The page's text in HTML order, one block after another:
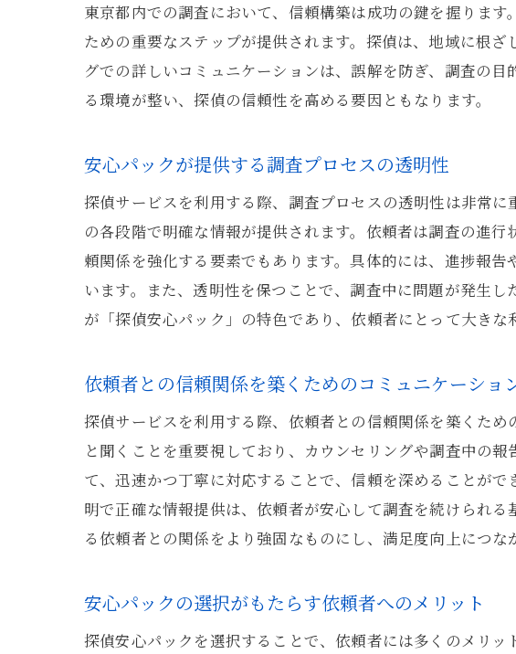
東京都内での調査において、信頼構築は成功の鍵を握りま
ための重要なステップが提供されます。探偵は、地域に根
グでの詳しいコミュニケーションは、誤解を防ぎ、調査の
る環境が整い、探偵の信頼性を高める要因ともなります。
安心パックが提供する調査プロセスの透明性
探偵サービスを利用する際、調査プロセスの透明性は非常
の各段階で明確な情報が提供されます。依頼者は調査の進
頼関係を強化する要素でもあります。具体的には、進捗報
います。また、透明性を保つことで、調査中に問題が発生
が「探偵安心パック」の特色であり、依頼者にとって大きな
依頼者との信頼関係を築くためのコミュニケーショ
探偵サービスを利用する際、依頼者との信頼関係を築くた
と聞くことを重要視しており、カウンセリングや調査中の
て、迅速かつ丁寧に対応することで、信頼を深めることが
明で正確な情報提供は、依頼者が安心して調査を続けられ
る依頼者との関係をより強固なものにし、満足度向上につな
安心パックの選択がもたらす依頼者へのメリット
探偵安心パックを選択することで、依頼者には多くのメリ